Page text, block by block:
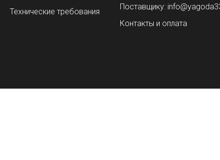
Технические требования
Поставщику:
Контакты и оплата